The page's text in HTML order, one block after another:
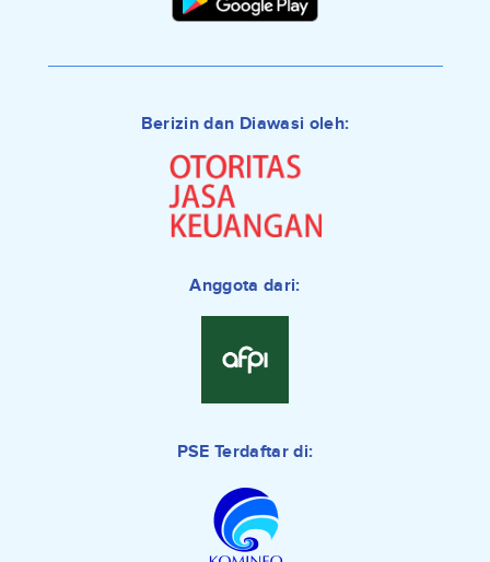
Berizin dan Diawasi oleh:
Anggota dari:
PSE Terdaftar di: